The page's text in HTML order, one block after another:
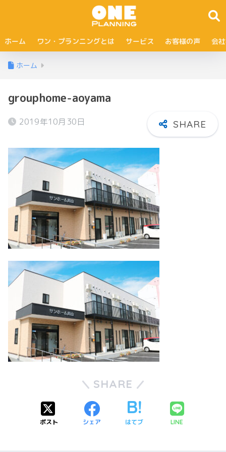
ホーム ワン・プランニングとは サービス お客様の声 会
ホーム
grouphome-aoyama
2019年10月30日
SHARE
ポスト シェア はてブ LINE